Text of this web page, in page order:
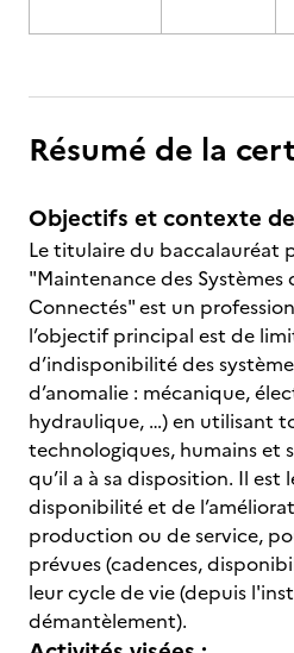
Résumé de la
Objectifs et contexte
Le titulaire du baccalauréat
"Maintenance des
Connectés" est un
l’objectif principal est de
d’indisponibilité des
d’anomalie : mécanique,
hydraulique, …) en utilisant
technologiques, humains et
qu’il a à sa disposition. Il est
disponibilité et de
production ou de service,
prévues (cadences,
leur cycle de vie (depuis
démantèlement).